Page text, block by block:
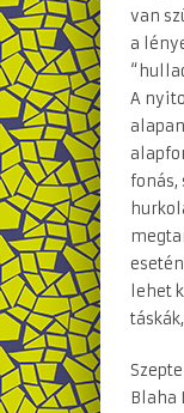
van
a
A
fonás,
lehet
Blaha